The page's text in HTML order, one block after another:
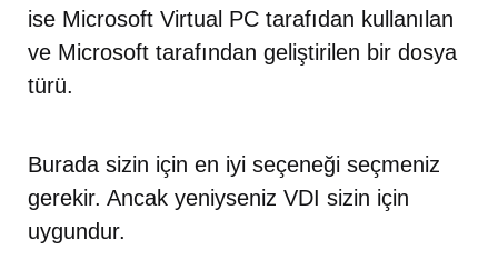
ise Microsoft Virtual PC tarafıdan kullanılan
ve Microsoft tarafından geliştirilen bir dosya
türü.
Burada sizin için en iyi seçeneği seçmeniz
gerekir. Ancak yeniyseniz VDI sizin için
uygundur.